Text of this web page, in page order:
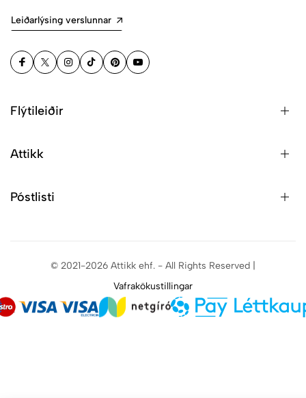
Leiðarlýsing verslunnar
Flýtileiðir
Attikk
Póstlisti
© 2021-2026 Attikk ehf. - All Rights Reserved |
Vafrakökustillingar